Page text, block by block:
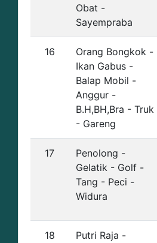
Obat -
Sayempraba
16
Orang Bongkok -
Ikan Gabus -
Balap Mobil -
Anggur -
B.H,BH,Bra - Truk
- Gareng
17
Penolong -
Gelatik - Golf -
Tang - Peci -
Widura
18
Putri Raja -